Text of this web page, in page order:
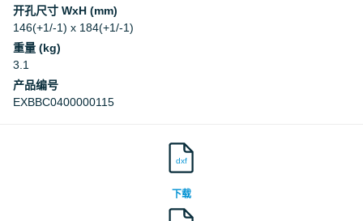
开孔尺寸 WxH (mm)
146(+1/-1) x 184(+1/-1)
重量 (kg)
3.1
产品编号
EXBBC0400000115
dxf
下载